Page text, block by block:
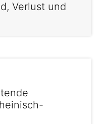
Verlust und